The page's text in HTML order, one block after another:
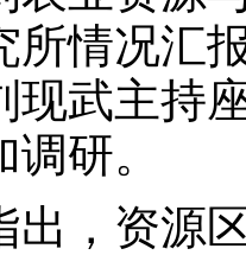
所情况汇
现武主持
研。
资源区